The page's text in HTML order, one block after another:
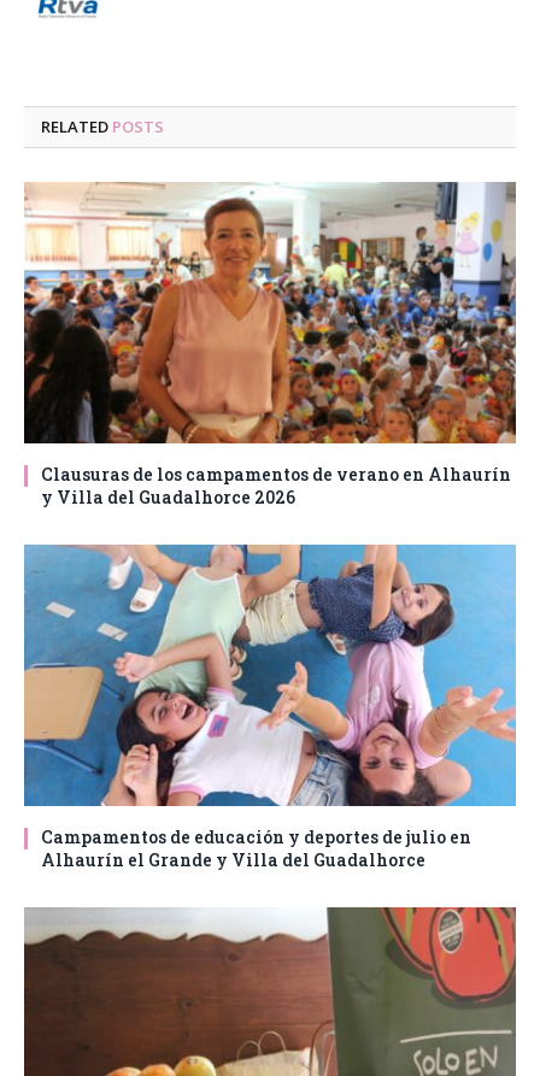
RELATED POSTS
Clausuras de los campamentos de verano en Alhaurín
y Villa del Guadalhorce 2026
Campamentos de educación y deportes de julio en
Alhaurín el Grande y Villa del Guadalhorce